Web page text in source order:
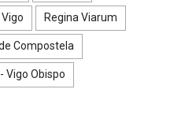
Regina Viarum
Compostela
Vigo Obispo